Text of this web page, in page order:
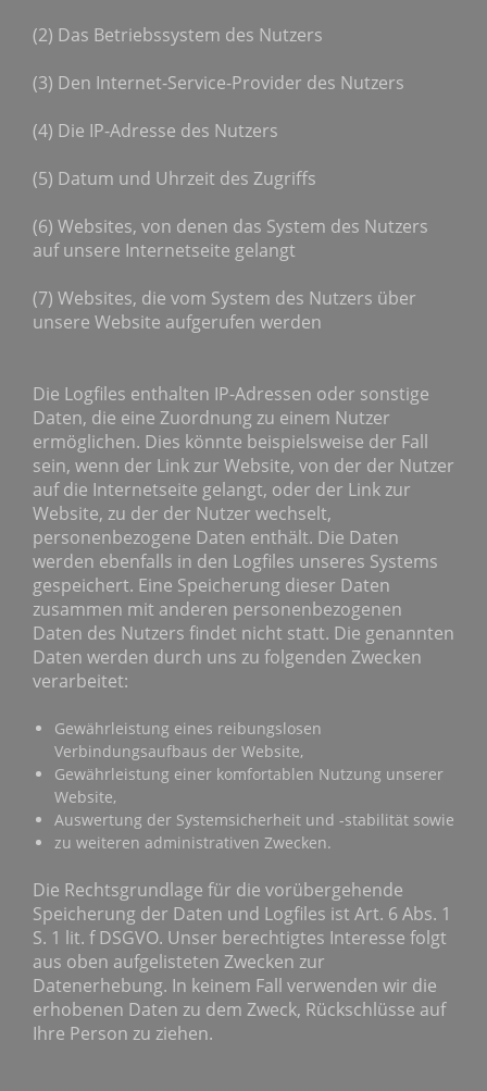
(2) Das Betriebssystem des Nutzers
(3) Den Internet-Service-Provider des Nutzers
(4) Die IP-Adresse des Nutzers
(5) Datum und Uhrzeit des Zugriffs
(6) Websites, von denen das System des Nutzers
auf unsere Internetseite gelangt
(7) Websites, die vom System des Nutzers über
unsere Website aufgerufen werden
Die Logfiles enthalten IP-Adressen oder sonstige
Daten, die eine Zuordnung zu einem Nutzer
ermöglichen. Dies könnte beispielsweise der Fall
sein, wenn der Link zur Website, von der der Nutzer
auf die Internetseite gelangt, oder der Link zur
Website, zu der der Nutzer wechselt,
personenbezogene Daten enthält. Die Daten
werden ebenfalls in den Logfiles unseres Systems
gespeichert. Eine Speicherung dieser Daten
zusammen mit anderen personenbezogenen
Daten des Nutzers findet nicht statt. Die genannten
Daten werden durch uns zu folgenden Zwecken
verarbeitet:
Gewährleistung eines reibungslosen
Verbindungsaufbaus der Website,
Gewährleistung einer komfortablen Nutzung unserer
Website,
Auswertung der Systemsicherheit und -stabilität sowie
zu weiteren administrativen Zwecken.
Die Rechtsgrundlage für die vorübergehende
Speicherung der Daten und Logfiles ist Art. 6 Abs. 1
S. 1 lit. f DSGVO. Unser berechtigtes Interesse folgt
aus oben aufgelisteten Zwecken zur
Datenerhebung. In keinem Fall verwenden wir die
erhobenen Daten zu dem Zweck, Rückschlüsse auf
Ihre Person zu ziehen.